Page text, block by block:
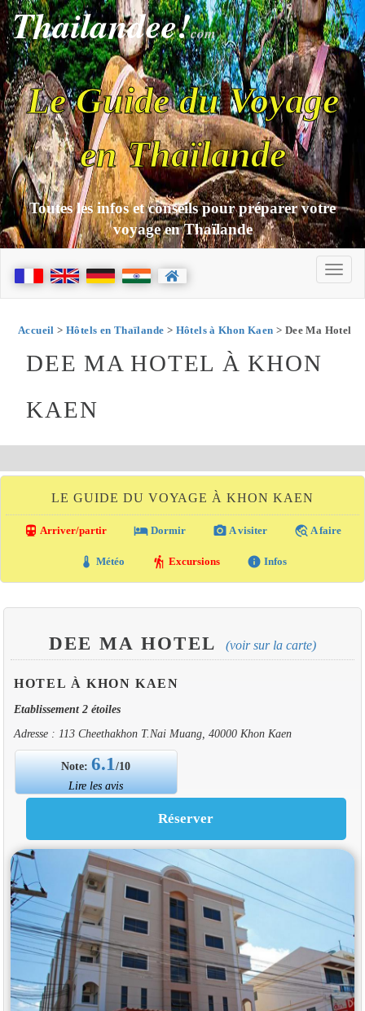
Thailandee!com
Le Guide du Voyage
en Thaïlande
Toutes les infos et conseils pour préparer votre
voyage en Thaïlande
Accueil > Hôtels en Thaïlande > Hôtels à Khon Kaen > Dee Ma Hotel
DEE MA HOTEL À KHON
KAEN
LE GUIDE DU VOYAGE À KHON KAEN
directions_transit Arriver/partir local_hotel Dormir photo_camera A visiter travel_explore A faire
thermostat Météo hiking Excursions info Infos
DEE MA HOTEL (voir sur la carte)
HOTEL À KHON KAEN
Etablissement 2 étoiles
Adresse : 113 Cheethakhon T.Nai Muang, 40000 Khon Kaen
Note:6.1/10
Lire les avis